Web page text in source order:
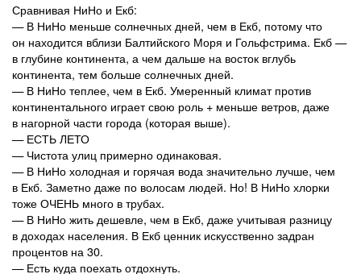
Сравнивая НиНо и Екб:
— В НиНо меньше солнечных дней, чем в Екб, потому что
он находится вблизи Балтийского Моря и Гольфстрима. Екб —
в глубине континента, а чем дальше на восток вглубь
континента, тем больше солнечных дней.
— В НиНо теплее, чем в Екб. Умеренный климат против
континентального играет свою роль + меньше ветров, даже
в нагорной части города (которая выше).
— ЕСТЬ ЛЕТО
— Чистота улиц примерно одинаковая.
— В НиНо холодная и горячая вода значительно лучше, чем
в Екб. Заметно даже по волосам людей. Но! В НиНо хлорки
тоже ОЧЕНЬ много в трубах.
— В НиНо жить дешевле, чем в Екб, даже учитывая разницу
в доходах населения. В Екб ценник искусственно задран
процентов на 30.
— Есть куда поехать отдохнуть.